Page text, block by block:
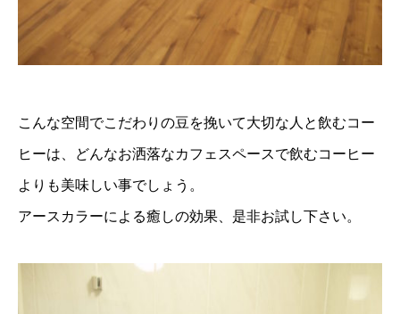
こんな空間でこだわりの豆を挽いて大切な人と飲むコー
ヒーは、どんなお洒落なカフェスペースで飲むコーヒー
よりも美味しい事でしょう。
アースカラーによる癒しの効果、是非お試し下さい。